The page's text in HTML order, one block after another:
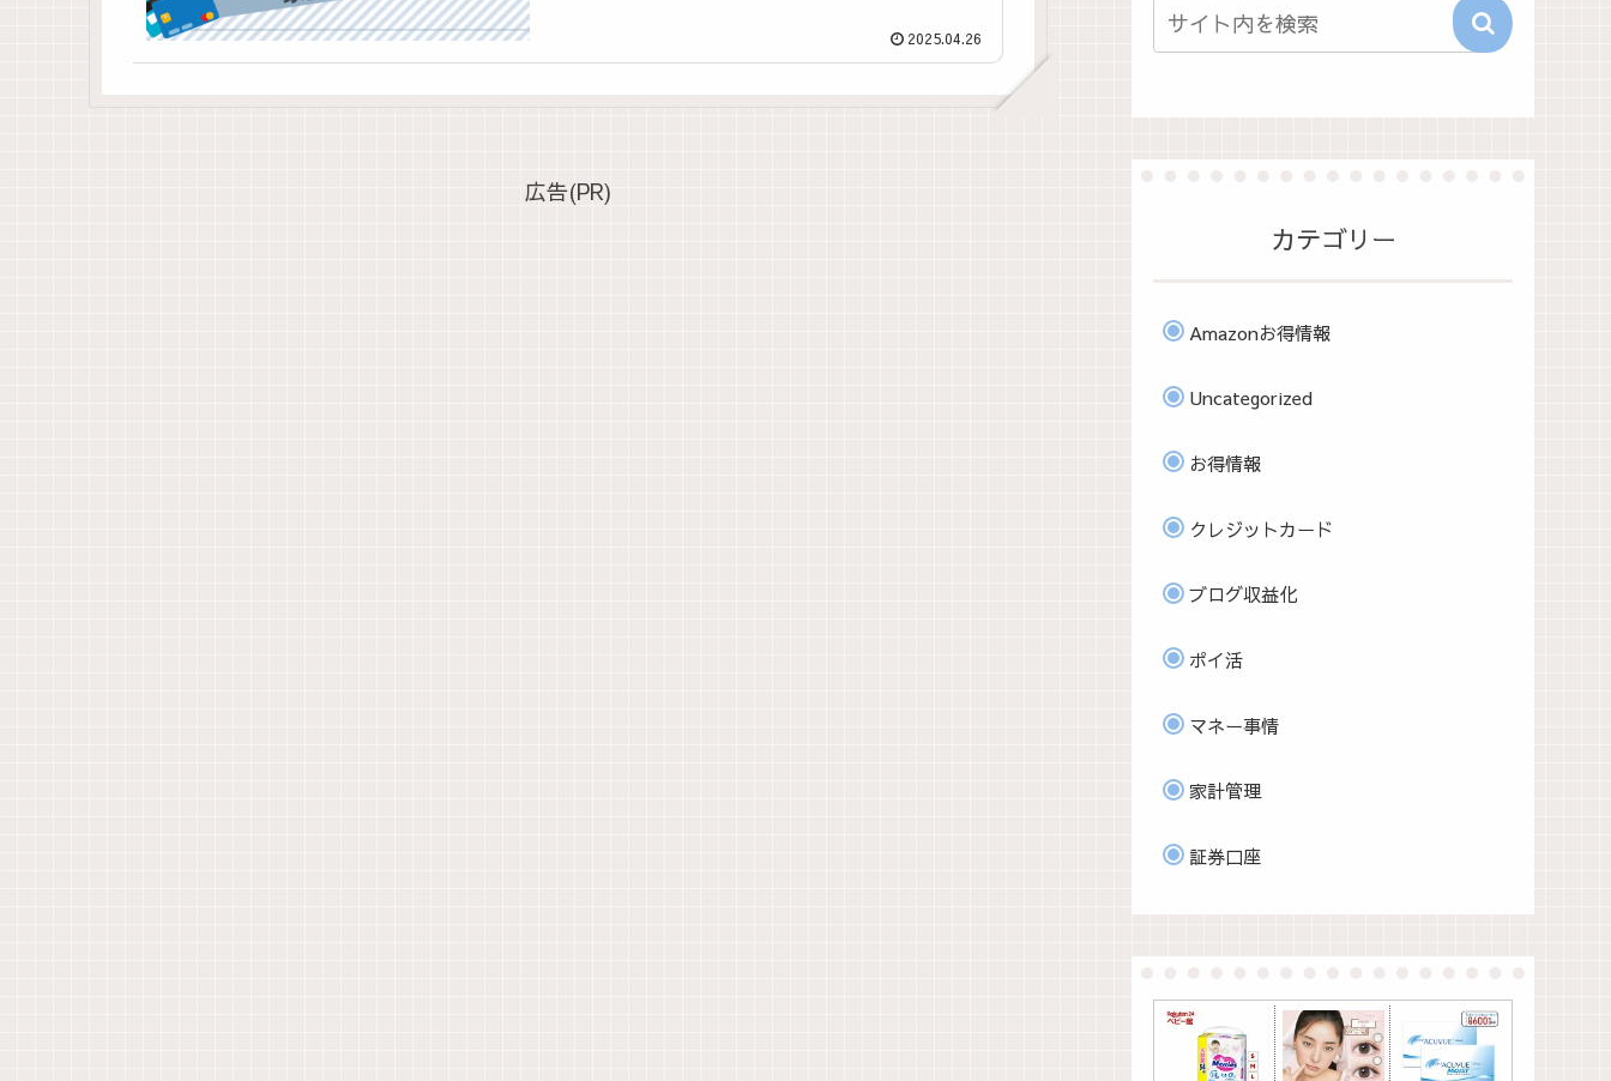
2025.04.26
広告(PR)
カテゴリー
Amazonお得情報
Uncategorized
お得情報
クレジットカード
ブログ収益化
ポイ活
マネー事情
家計管理
証券口座